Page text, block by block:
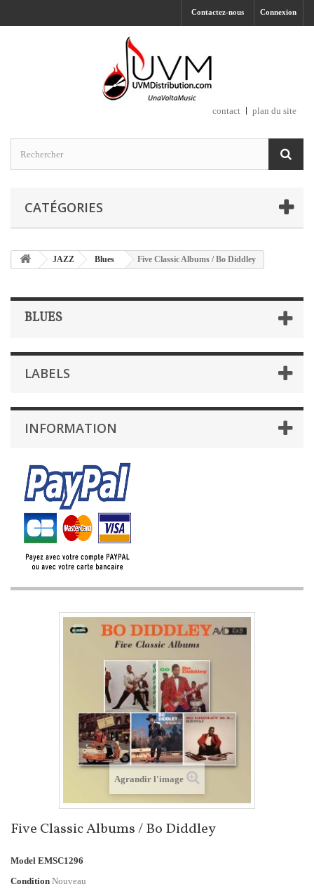
Connexion
Contactez-nous
contact plan du site
CATÉGORIES
JAZZ Blues Five Classic Albums / Bo Diddley
BLUES
LABELS
INFORMATION
Agrandir l'image
Five Classic Albums / Bo Diddley
Model EMSC1296
Condition Nouveau